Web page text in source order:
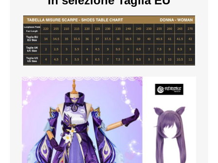
BAMBINO
CARNEVALE
CERIMONIA
COMPLETI
GIACCHE E CAPPOTTI
MAGLIETTE
PANTALONI